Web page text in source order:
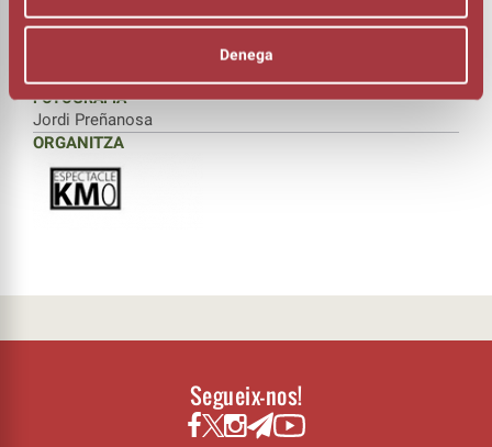
Denega
Ferran Junyent
FOTOGRAFIA
Jordi Preñanosa
ORGANITZA
Segueix-nos!